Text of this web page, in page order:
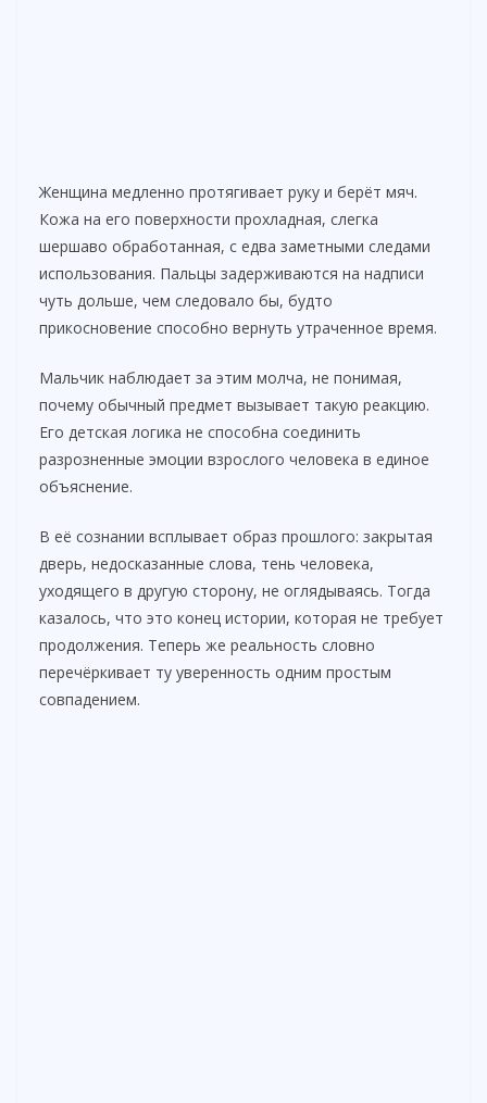
Женщина медленно протягивает руку и берёт мяч.
Кожа на его поверхности прохладная, слегка
шершаво обработанная, с едва заметными следами
использования. Пальцы задерживаются на надписи
чуть дольше, чем следовало бы, будто
прикосновение способно вернуть утраченное время.
Мальчик наблюдает за этим молча, не понимая,
почему обычный предмет вызывает такую реакцию.
Его детская логика не способна соединить
разрозненные эмоции взрослого человека в единое
объяснение.
В её сознании всплывает образ прошлого: закрытая
дверь, недосказанные слова, тень человека,
уходящего в другую сторону, не оглядываясь. Тогда
казалось, что это конец истории, которая не требует
продолжения. Теперь же реальность словно
перечёркивает ту уверенность одним простым
совпадением.